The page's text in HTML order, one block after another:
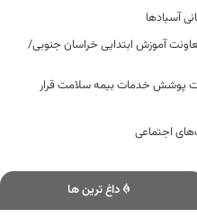
آسبادها
آموزش ابتدایی خراسان جنوبی/
تحت پوشش خدمات بیمه سلامت قرار
اجتماعی
داغ ترین ها